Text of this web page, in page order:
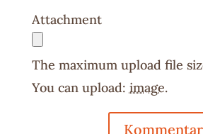
Attachment
The maximum upload file
You can upload: image.